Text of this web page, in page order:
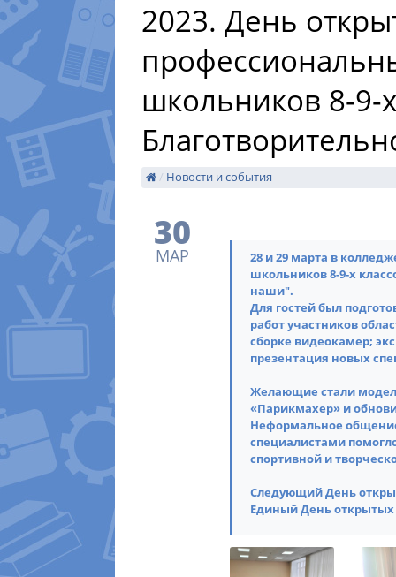
2023. День
школьников 8-9-
/ Новости и события
30
МАР
​28 и 29 марта в
школьников 8-9-х
наши".
Для гостей был
работ участников
сборке видеокамер;
презентация новых
Желающие стали
«Парикмахер» и
Неформальное
специалистами
спортивной и
Следующий День
Единый День